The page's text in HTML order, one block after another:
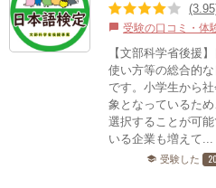
chat_bubble 受験の口コミ・体
【文部科学省後援
使い方等の総合的
です。小学生から
象となっているた
選択することが可
いる企業も増えて...
school 受験した